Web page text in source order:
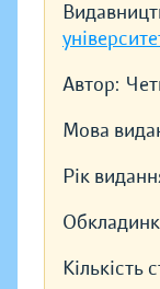
Автор:
Мова
Рік
Кількість